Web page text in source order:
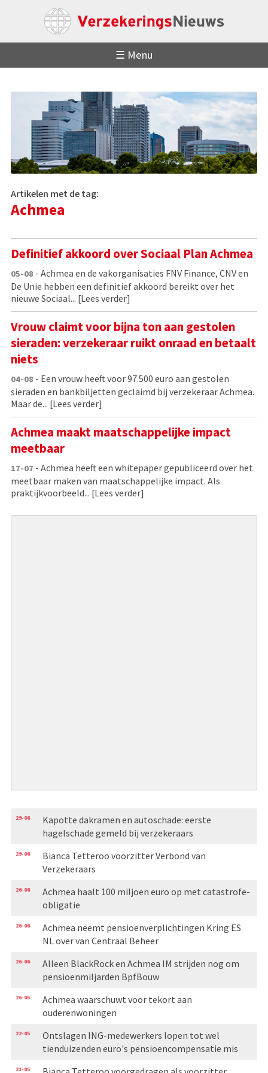
☰ Menu
Artikelen met de tag:
Achmea
Definitief akkoord over Sociaal Plan Achmea
05-08 - Achmea en de vakorganisaties FNV Finance, CNV en
De Unie hebben een definitief akkoord bereikt over het
nieuwe Sociaal... [Lees verder]
Vrouw claimt voor bijna ton aan gestolen
sieraden: verzekeraar ruikt onraad en betaalt
niets
04-08 - Een vrouw heeft voor 97.500 euro aan gestolen
sieraden en bankbiljetten geclaimd bij verzekeraar Achmea.
Maar de... [Lees verder]
Achmea maakt maatschappelijke impact
meetbaar
17-07 - Achmea heeft een whitepaper gepubliceerd over het
meetbaar maken van maatschappelijke impact. Als
praktijkvoorbeeld... [Lees verder]
29-06
Kapotte dakramen en autoschade: eerste
hagelschade gemeld bij verzekeraars
29-06
Bianca Tetteroo voorzitter Verbond van
Verzekeraars
26-06
Achmea haalt 100 miljoen euro op met catastrofe-
obligatie
26-06
Achmea neemt pensioenverplichtingen Kring ES
NL over van Centraal Beheer
26-06
Alleen BlackRock en Achmea IM strijden nog om
pensioenmiljarden BpfBouw
26-05
Achmea waarschuwt voor tekort aan
ouderenwoningen
22-05
Ontslagen ING-medewerkers lopen tot wel
tienduizenden euro's pensioencompensatie mis
21-05